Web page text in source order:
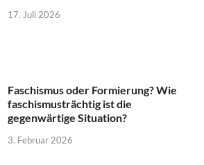
17. Juli 2026
Faschismus oder Formierung? Wie
faschismusträchtig ist die
gegenwärtige Situation?
3. Februar 2026